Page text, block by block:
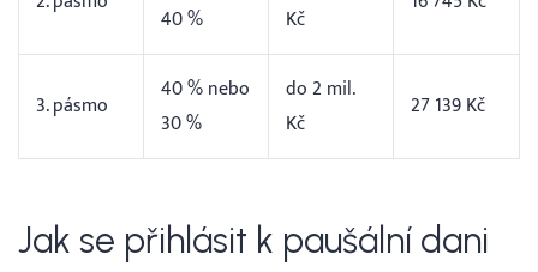
40 %
Kč
3. pásmo
40 % nebo
30 %
do 2 mil.
Kč
27 139 Kč
Jak se přihlásit k paušální dani